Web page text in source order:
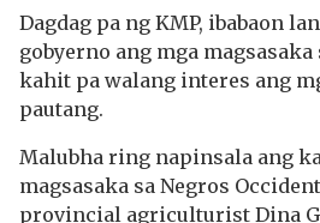
Dagdag pa ng KMP, ibabaon
gobyerno ang mga
kahit pa walang interes ang
pautang.
Malubha ring napinsala ang
magsasaka sa Negros
provincial agriculturist Dina